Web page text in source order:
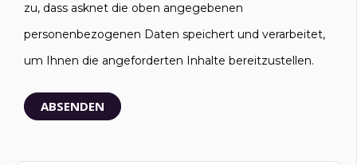
zu, dass asknet die oben angegebenen
personenbezogenen Daten speichert und verarbeitet,
um Ihnen die angeforderten Inhalte bereitzustellen.